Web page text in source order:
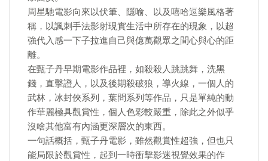
周星馳電影向來以伏筆、隱喻、以及嘻哈逗樂風格著
稱，以諷刺手法影射現實生活中所存在的現象，以超
強代入感一下子拉進自己與億萬觀眾之間心與心的距
離。
在甄子丹早期電影作品裡，如殺殺人跳跳舞，洗黑
錢，直擊證人，以及後期殺破狼，導火線，一個人的
武林，冰封俠系列，葉問系列等作品，只是單純的動
作華麗極具觀賞性，個人色彩較嚴重，除此之外似乎
沒啥其他富有內涵更深層次的東西。
一句話概括，甄子丹電影，雖然觀賞性超強，但也只
能局限於觀賞性，起到一時衝擊影迷視覺效果的作